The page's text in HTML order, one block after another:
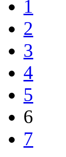
1
2
3
4
5
6
7